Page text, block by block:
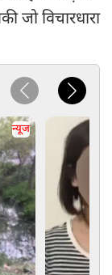
जो विचारधारा
न्यूज